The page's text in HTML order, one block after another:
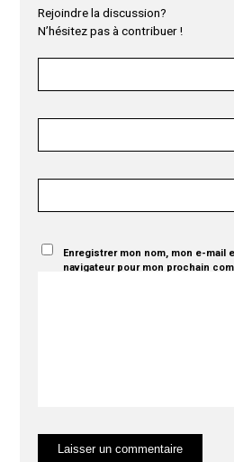
Rejoindre la discussion?
N’hésitez pas à contribuer !
Enregistrer mon nom, mon e-mail
navigateur pour mon prochain